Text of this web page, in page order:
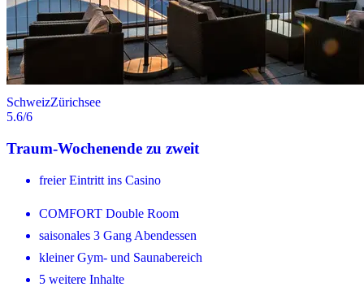
SchweizZürichsee
5.6/6
Traum-Wochenende zu zweit
freier Eintritt ins Casino
COMFORT Double Room
saisonales 3 Gang Abendessen
kleiner Gym- und Saunabereich
5 weitere Inhalte